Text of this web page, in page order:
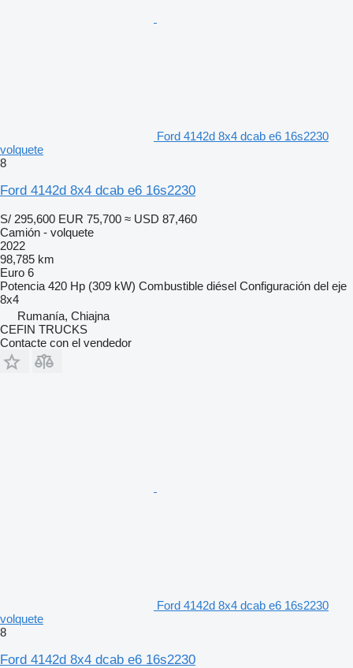
Ford 4142d 8x4 dcab e6 16s2230
volquete
8
Ford 4142d 8x4 dcab e6 16s2230
S/ 295,600 EUR 75,700 ≈ USD 87,460
Camión - volquete
2022
98,785 km
Euro 6
Potencia 420 Hp (309 kW) Combustible diésel Configuración del eje
8x4
Rumanía, Chiajna
CEFIN TRUCKS
Contacte con el vendedor
Ford 4142d 8x4 dcab e6 16s2230
volquete
8
Ford 4142d 8x4 dcab e6 16s2230